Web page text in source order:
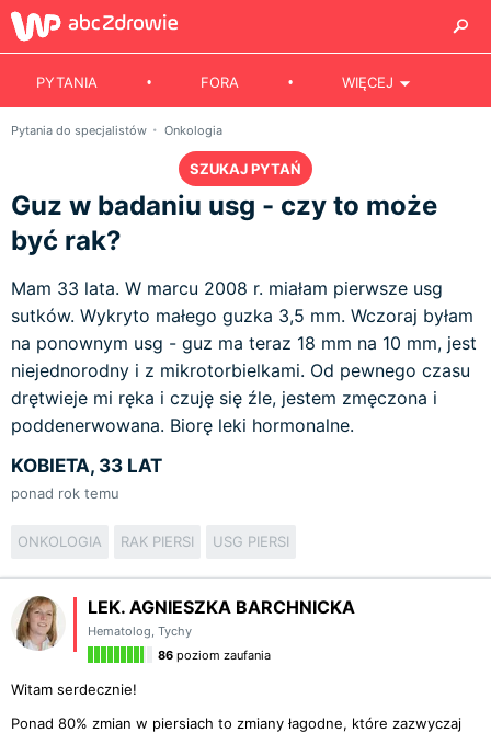
PYTANIA FORA WIĘCEJ
Pytania do specjalistów Onkologia
SZUKAJ PYTAŃ
Guz w badaniu usg - czy to może
być rak?
Mam 33 lata. W marcu 2008 r. miałam pierwsze usg
sutków. Wykryto małego guzka 3,5 mm. Wczoraj byłam
na ponownym usg - guz ma teraz 18 mm na 10 mm, jest
niejednorodny i z mikrotorbielkami. Od pewnego czasu
drętwieje mi ręka i czuję się źle, jestem zmęczona i
poddenerwowana. Biorę leki hormonalne.
KOBIETA, 33 LAT
ponad rok temu
ONKOLOGIA RAK PIERSI USG PIERSI
LEK. AGNIESZKA BARCHNICKA
Hematolog, Tychy
86 poziom zaufania
Witam serdecznie!
Ponad 80% zmian w piersiach to zmiany łagodne, które zazwyczaj